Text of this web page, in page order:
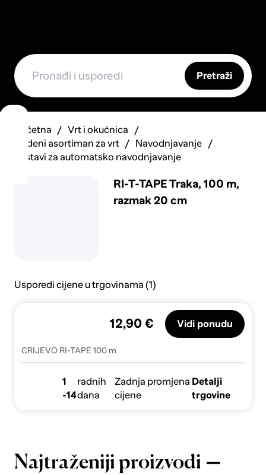
Pretraži
Početna
Vrt i okućnica
Vodeni asortiman za vrt
Navodnjavanje
Sustavi za automatsko navodnjavanje
RI-T-TAPE Traka, 100 m,
razmak 20 cm
Usporedi cijene u trgovinama (1)
CRIJEVO RI-TAPE 100 m
12,90 € Vidi ponudu
1
-14
radnih
dana
Zadnja promjena
cijene
Detalji
trgovine
Najtraženiji proizvodi —